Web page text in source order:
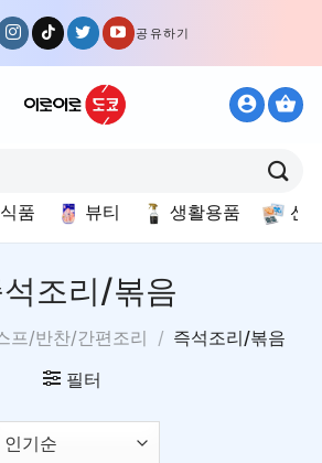
공유하기
식품 뷰티 생활용품 선
조리/볶음
프/반찬/간편조리 / 즉석조리/볶음
필터